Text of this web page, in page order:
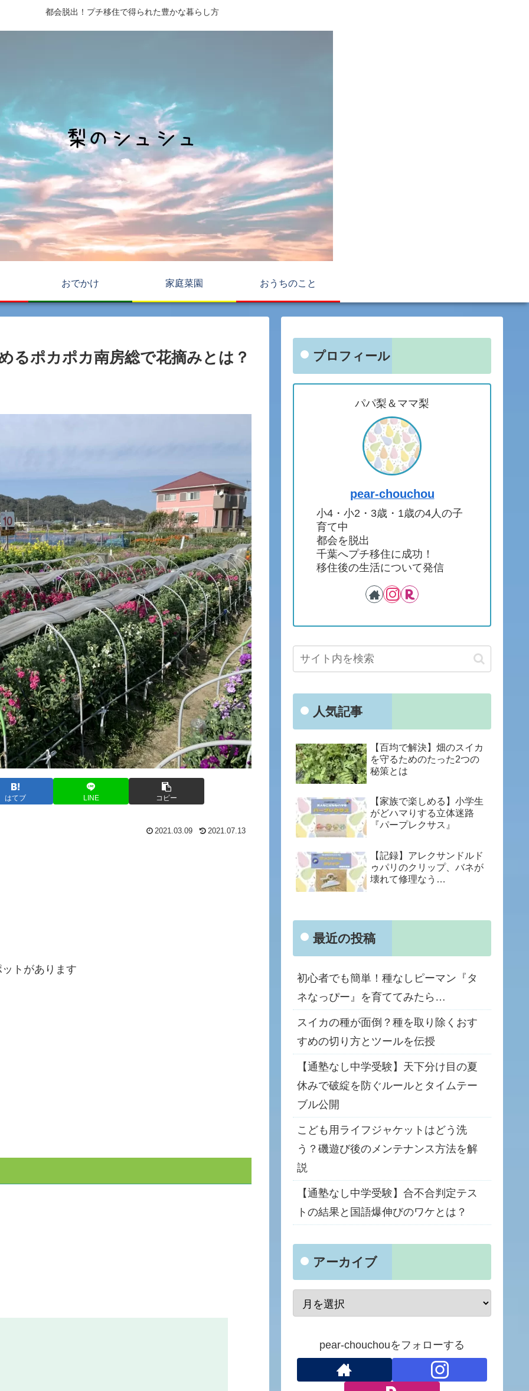
都会脱出！プチ移住で得られた豊かな暮らし方
おでかけ 家庭菜園 おうちのこと
るポカポカ南房総で花摘みとは？
はてブ LINE コピー
2021.03.09 2021.07.13
トがあります
プロフィール
パパ梨＆ママ梨
pear-chouchou
小4・小2・3歳・1歳の4人の子
育て中
都会を脱出
千葉へプチ移住に成功！
移住後の生活について発信
人気記事
【百均で解決】畑のスイカ
を守るためのたった2つの
秘策とは
【家族で楽しめる】小学生
がどハマりする立体迷路
『パープレクサス』
【記録】アレクサンドルド
ゥパリのクリップ、バネが
壊れて修理なう…
最近の投稿
初心者でも簡単！種なしピーマン『タ
ネなっぴー』を育ててみたら…
スイカの種が面倒？種を取り除くおす
すめの切り方とツールを伝授
【通塾なし中学受験】天下分け目の夏
休みで破綻を防ぐルールとタイムテー
ブル公開
こども用ライフジャケットはどう洗
う？磯遊び後のメンテナンス方法を解
説
【通塾なし中学受験】合不合判定テス
トの結果と国語爆伸びのワケとは？
アーカイブ
pear-chouchouをフォローする